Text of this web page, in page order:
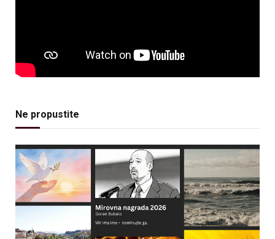
Ne propustite